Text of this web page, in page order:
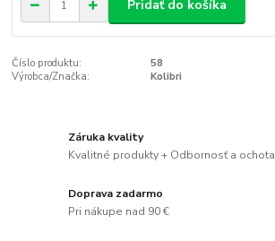
Pridať do košíka
Číslo produktu:
58
Výrobca/Značka:
Kolibri
Záruka kvality
Kvalitné produkty + Odbornosť a ochota
Doprava zadarmo
Pri nákupe nad 90 €